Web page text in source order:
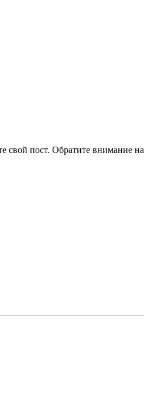
свой пост. Обратите внимание на